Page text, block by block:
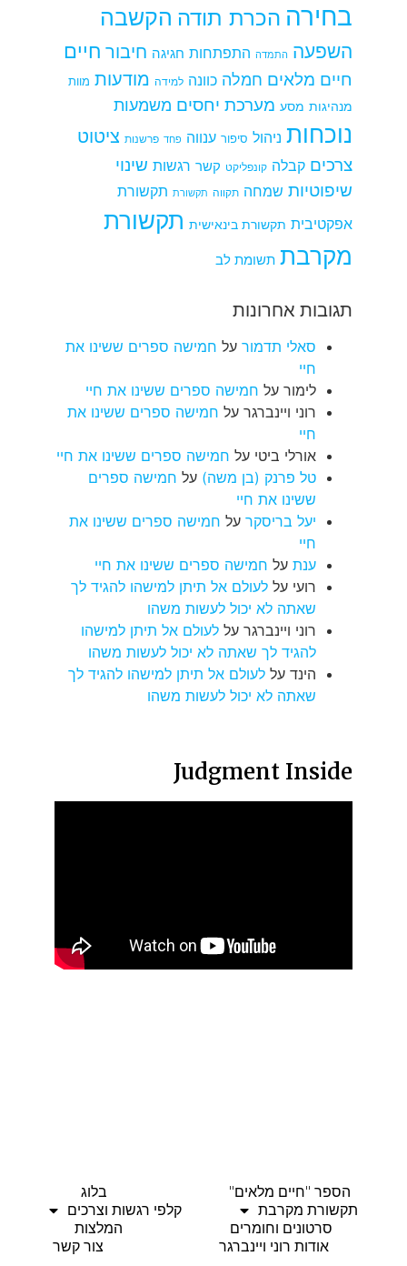
בחירה הכרת תודה הקשבה
השפעה התמדה התפתחות חגיגה חיבור חיים
חיים מלאים חמלה כוונה למידה מודעות מוות
מנהיגות מסע מערכת יחסים משמעות
נוכחות ניהול סיפור ענווה פחד פרשנות ציטוט
צרכים קבלה קונפליקט קשר רגשות שינוי
שיפוטיות שמחה תקווה תקשורת תקשורת
אפקטיבית תקשורת בינאישית תקשורת
מקרבת תשומת לב
תגובות אחרונות
סאלי תדמור על חמישה ספרים ששינו את
חיי
לימור על חמישה ספרים ששינו את חיי
רוני ויינברגר על חמישה ספרים ששינו את
חיי
אורלי ביטי על חמישה ספרים ששינו את חיי
טל פרנק (בן משה) על חמישה ספרים
ששינו את חיי
יעל בריסקר על חמישה ספרים ששינו את
חיי
ענת על חמישה ספרים ששינו את חיי
רועי על לעולם אל תיתן למישהו להגיד לך
שאתה לא יכול לעשות משהו
רוני ויינברגר על לעולם אל תיתן למישהו
להגיד לך שאתה לא יכול לעשות משהו
הינד על לעולם אל תיתן למישהו להגיד לך
שאתה לא יכול לעשות משהו
Judgment Inside
הספר "חיים מלאים"
בלוג
תקשורת מקרבת
קלפי רגשות וצרכים
סרטונים וחומרים
המלצות
אודות רוני ויינברגר
צור קשר